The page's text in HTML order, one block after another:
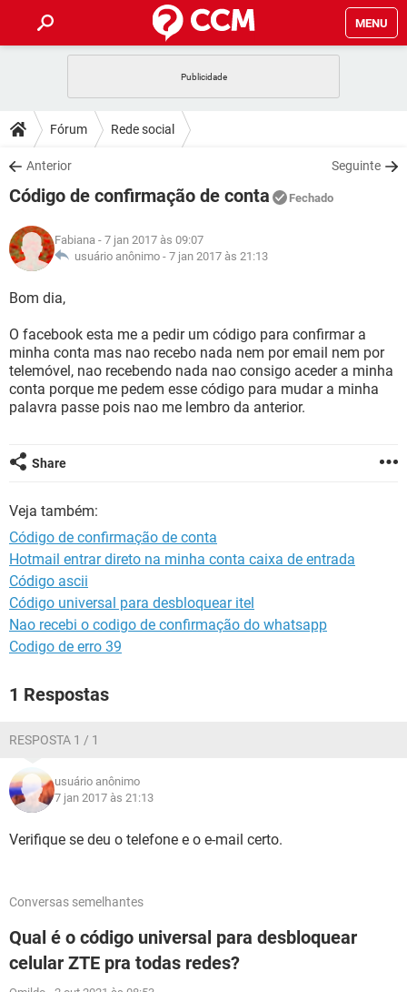
MENU
CELULAR
OUTLOOK
INSTAGRAM GMAIL
GUIA DE COMPRAS
DICAS
JOGOS
INSTAGRAM
GUIA DE COMPRAS
DOWNLOADS
JOGOS WHATSAPP
CELULAR
OUTLOOK EXCEL
INSTAGRAM
FÓRUM
JOGOS
CELULAR
OUTLOOK
INSTAGRAM GMAIL
GUIA DE COMPRAS
GLOSSÁRIO
JOGOS
OUTLOOK EXCEL
INSTAGRAM GMAIL
GUIA DE COMPRAS
Fórum Rede social
Anterior Seguinte
Código de confirmação de conta Fechado
Fabiana - 7 jan 2017 às 09:07
usuário anônimo - 7 jan 2017 às 21:13
Bom dia,
O facebook esta me a pedir um código para confirmar a
minha conta mas nao recebo nada nem por email nem por
telemóvel, nao recebendo nada nao consigo aceder a minha
conta porque me pedem esse código para mudar a minha
palavra passe pois nao me lembro da anterior.
Share
Veja também:
Código de confirmação de conta
Hotmail entrar direto na minha conta caixa de entrada
Código ascii
Código universal para desbloquear itel
Nao recebi o codigo de confirmação do whatsapp
Codigo de erro 39
1 Respostas
RESPOSTA 1 / 1
usuário anônimo
7 jan 2017 às 21:13
Verifique se deu o telefone e o e-mail certo.
Conversas semelhantes
Qual é o código universal para desbloquear
celular ZTE pra todas redes?